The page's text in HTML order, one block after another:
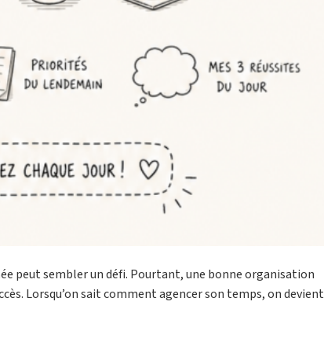
peut sembler un défi. Pourtant, une bonne organisation
Lorsqu’on sait comment agencer son temps, on devient